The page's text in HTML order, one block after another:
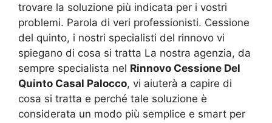
trovare la soluzione più indicata per i vostri
problemi. Parola di veri professionisti. Cessione
del quinto, i nostri specialisti del rinnovo vi
spiegano di cosa si tratta La nostra agenzia, da
sempre specialista nel Rinnovo Cessione Del
Quinto Casal Palocco, vi aiuterà a capire di
cosa si tratta e perché tale soluzione è
considerata un modo più semplice e smart per